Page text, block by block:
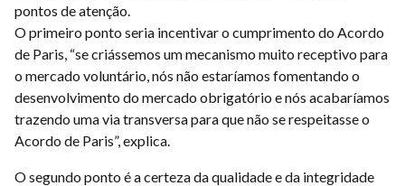
pontos de atenção.
O primeiro ponto seria incentivar o cumprimento do Acordo
de Paris, “se criássemos um mecanismo muito receptivo para
o mercado voluntário, nós não estaríamos fomentando o
desenvolvimento do mercado obrigatório e nós acabaríamos
trazendo uma via transversa para que não se respeitasse o
Acordo de Paris”, explica.
O segundo ponto é a certeza da qualidade e da integridade